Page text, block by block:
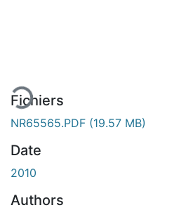
Fichiers
NR65565.PDF (19.57 MB)
Date
2010
Authors